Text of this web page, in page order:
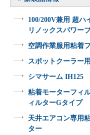
100/200V兼用 超ハ
リノックスパワー
空調作業服用粘着
スポットクーラー
シマサーム IH125
粘着モーターフィ
ィルターGタイプ
天井エアコン専用
ター